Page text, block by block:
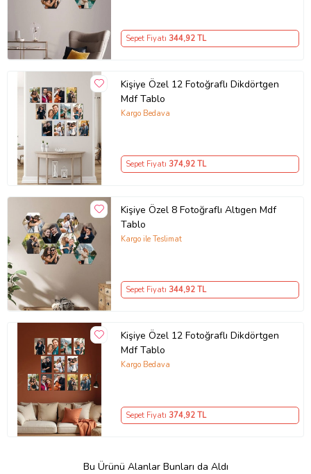
Sepet Fiyatı 344,92 TL
Kişiye Özel 12 Fotoğraflı Dikdörtgen
Mdf Tablo
Kargo Bedava
Sepet Fiyatı 374,92 TL
Kişiye Özel 8 Fotoğraflı Altıgen Mdf
Tablo
Kargo ile Teslimat
Sepet Fiyatı 344,92 TL
Kişiye Özel 12 Fotoğraflı Dikdörtgen
Mdf Tablo
Kargo Bedava
Sepet Fiyatı 374,92 TL
Bu Ürünü Alanlar Bunları da Aldı